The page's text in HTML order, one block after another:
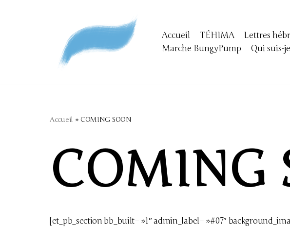
Accueil TÉHIMA Lettres
Marche BungyPump
Qui suis-
Accueil » COMING SOON
COMING
[et_pb_section bb_built= »1″ admin_label= »#07″